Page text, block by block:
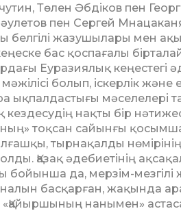
Төлен Әбдіков пен
пен Сергей
белгілі жазушылары мен
бас қоспағалы
Еуразиялық
болып, іскерлік
ықпалдастығы мәселелері
нақты бір
тоқсан сайынғы
тырнақалды нөмірінің
Қазақ әдебиетінің
да, мерзім-
басқарған, жақында
нанымен»